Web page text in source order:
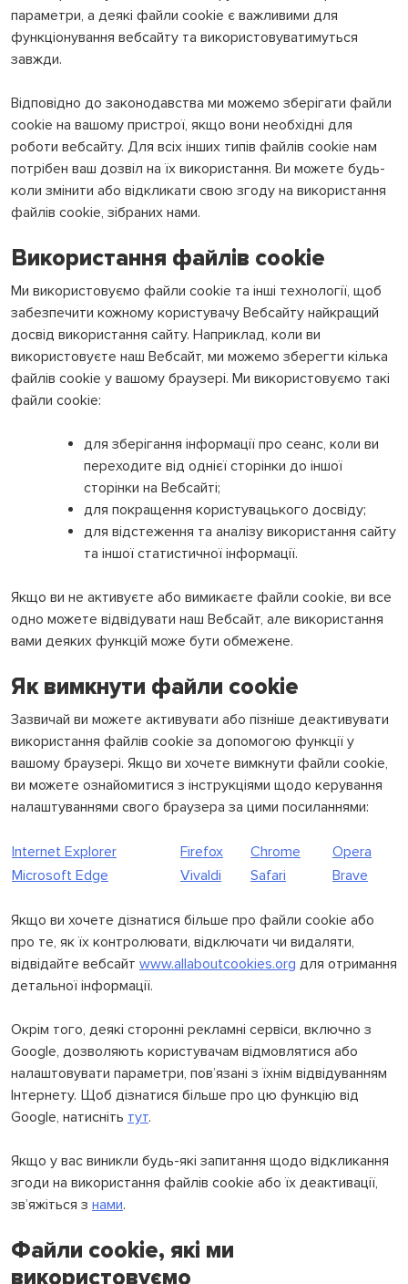
параметри, а деякі файли cookie є важливими для
функціонування вебсайту та використовуватимуться
завжди.
Відповідно до законодавства ми можемо зберігати файли
cookie на вашому пристрої, якщо вони необхідні для
роботи вебсайту. Для всіх інших типів файлів cookie нам
потрібен ваш дозвіл на їх використання. Ви можете будь-
коли змінити або відкликати свою згоду на використання
файлів cookie, зібраних нами.
Використання файлів cookie
Ми використовуємо файли cookie та інші технології, щоб
забезпечити кожному користувачу Вебсайту найкращий
досвід використання сайту. Наприклад, коли ви
використовуєте наш Вебсайт, ми можемо зберегти кілька
файлів cookie у вашому браузері. Ми використовуємо такі
файли cookie:
для зберігання інформації про сеанс, коли ви
переходите від однієї сторінки до іншої
сторінки на Вебсайті;
для покращення користувацького досвіду;
для відстеження та аналізу використання сайту
та іншої статистичної інформації.
Якщо ви не активуєте або вимикаєте файли cookie, ви все
одно можете відвідувати наш Вебсайт, але використання
вами деяких функцій може бути обмежене.
Як вимкнути файли cookie
Зазвичай ви можете активувати або пізніше деактивувати
використання файлів cookie за допомогою функції у
вашому браузері. Якщо ви хочете вимкнути файли cookie,
ви можете ознайомитися з інструкціями щодо керування
налаштуваннями свого браузера за цими посиланнями:
Internet Explorer Firefox Chrome
Opera
Microsoft Edge
Vivaldi Safari Brave
Якщо ви хочете дізнатися більше про файли cookie або
про те, як їх контролювати, відключати чи видаляти,
відвідайте вебсайт www.allaboutcookies.org для отримання
детальної інформації.
Окрім того, деякі сторонні рекламні сервіси, включно з
Google, дозволяють користувачам відмовлятися або
налаштовувати параметри, пов’язані з їхнім відвідуванням
Інтернету. Щоб дізнатися більше про цю функцію від
Google, натисніть тут.
Якщо у вас виникли будь-які запитання щодо відкликання
згоди на використання файлів cookie або їх деактивації,
зв’яжіться з нами.
Файли cookie, які ми
використовуємо